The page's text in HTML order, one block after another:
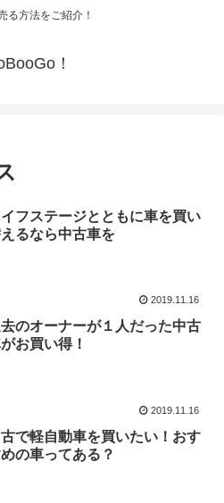
る方法をご紹介！
！
フステージとともに車を買い
るなら中古車を
2019.11.16
のオーナーが１人だった中古
お買い得！
2019.11.16
で軽自動車を買いたい！おす
の車ってある？